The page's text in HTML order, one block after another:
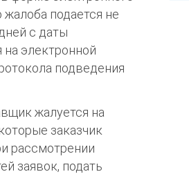
жалоба подается не
с даты
электронной
подведения
жалуется на
заказчик
рассмотрении
заявок, подать